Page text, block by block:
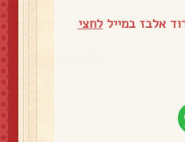
אלבז במייללחצי